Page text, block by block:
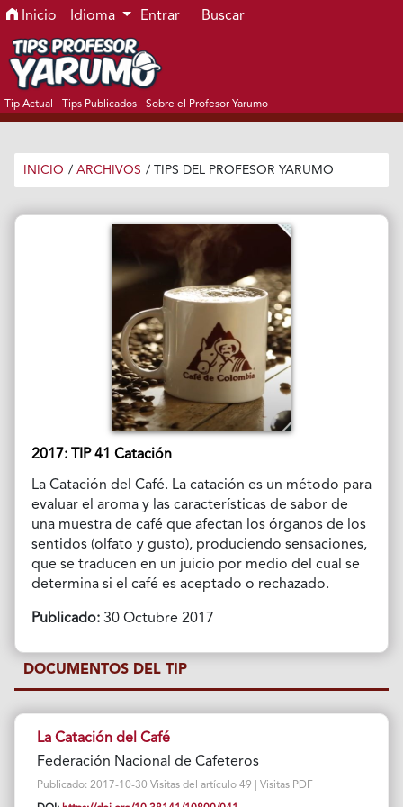
Ir al menú de navegación principal
Ir al contenido principal
Ir al pie de página del sitio
Inicio Idioma Entrar Buscar
Tip Actual Tips Publicados Sobre el Profesor Yarumo
INICIO / ARCHIVOS / TIPS DEL PROFESOR YARUMO
2017: TIP 41 Catación
La Catación del Café. La catación es un método para
evaluar el aroma y las características de sabor de
una muestra de café que afectan los órganos de los
sentidos (olfato y gusto), produciendo sensaciones,
que se traducen en un juicio por medio del cual se
determina si el café es aceptado o rechazado.
Publicado:30 Octubre 2017
DOCUMENTOS DEL TIP
La Catación del Café
Federación Nacional de Cafeteros
Publicado: 2017-10-30 Visitas del artículo 49 | Visitas PDF